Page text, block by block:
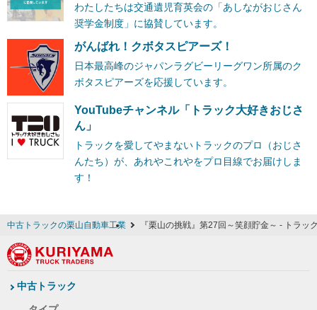
わたしたちは交通遺児育英会の「あしながおじさん
奨学金制度」に協賛しています。
がんばれ！クボタスピアーズ！
日本最高峰のジャパンラグビーリーグワン所属のク
ボタスピアーズを応援しています。
YouTubeチャンネル「トラック大好きおじさ
ん」
トラックを愛してやまないトラックのプロ（おじさ
んたち）が、あれやこれやをプロ目線でお届けしま
す！
中古トラックの栗山自動車工業 『栗山の挑戦』第27回～笑顔貯金～ - トラッ
中古トラック